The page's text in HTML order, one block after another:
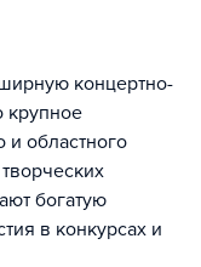
концертно-
крупное
и областного
богатую
в конкурсах и